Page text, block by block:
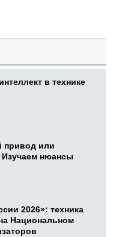
в технике
привод или
Изучаем нюансы
2026»: техника
Национальном